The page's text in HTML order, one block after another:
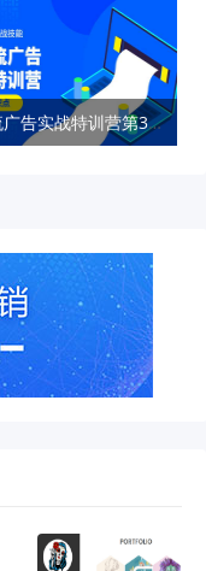
信息流广告实战特训营第37期